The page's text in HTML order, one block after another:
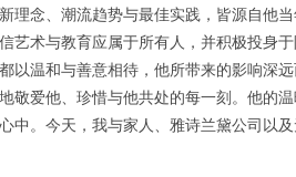
理念、潮流趋势与最佳实践，皆源自他
艺术与教育应属于所有人，并积极投身
以温和与善意相待，他所带来的影响深
敬爱他、珍惜与他共处的每一刻。他的
中。今天，我与家人、雅诗兰黛公司以